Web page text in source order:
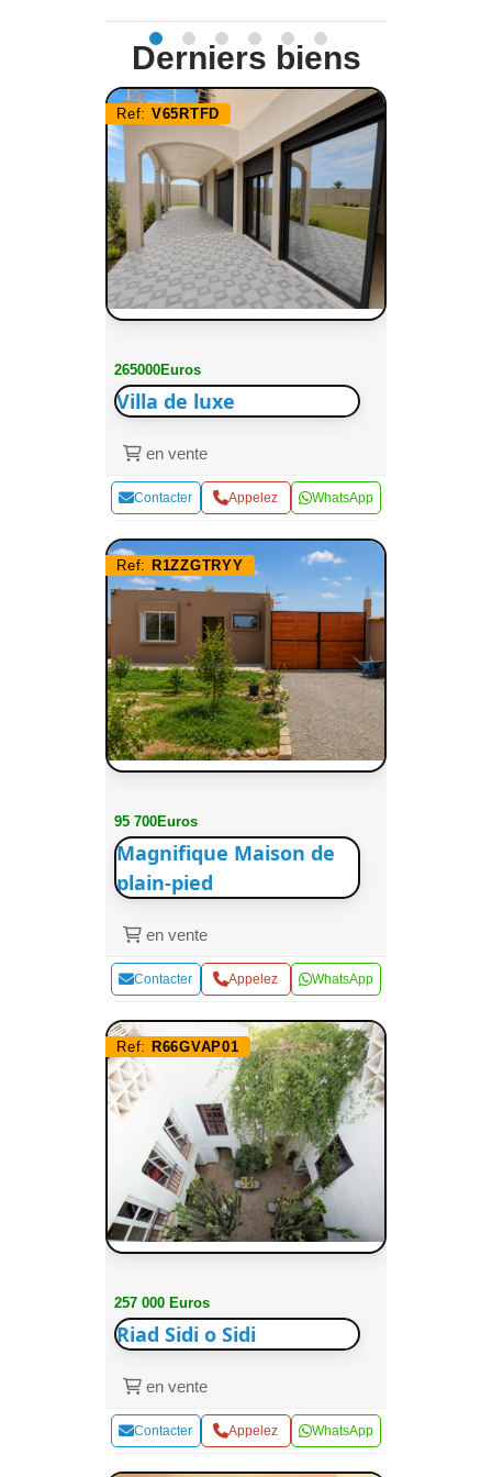
Derniers biens
Ref: V65RTFD
265000Euros
Villa de luxe
en vente
Contacter Appelez WhatsApp
Ref: R1ZZGTRYY
95 700Euros
Magnifique Maison de
plain-pied
en vente
Contacter Appelez WhatsApp
Ref: R66GVAP01
257 000 Euros
Riad Sidi o Sidi
en vente
Contacter Appelez WhatsApp